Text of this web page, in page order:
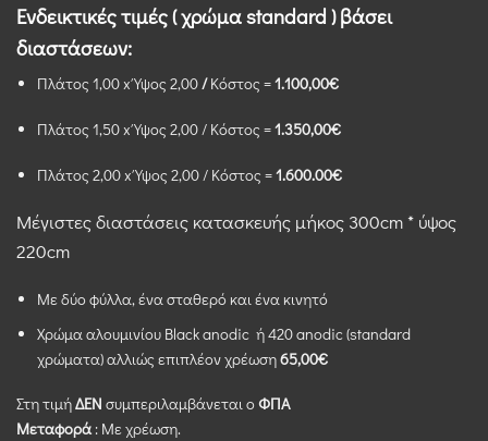
Ενδεικτικές τιμές ( χρώμα standard )βάσει
διαστάσεων:
Πλάτος 1,00 x Ύψος 2,00/Κόστος =1.100,00€
Πλάτος 1,50 x Ύψος 2,00 / Κόστος =1.350,00€
Πλάτος 2,00 x Ύψος 2,00 / Κόστος =1.600.00€
Μέγιστες διαστάσεις κατασκευής μήκος 300cm * ύψος
220cm
Με δύο φύλλα, ένα σταθερό και ένα κινητό
Χρώμα αλουμινίου Black anodic ή 420 anodic (standard
χρώματα) αλλιώς επιπλέον χρέωση65,00€
Στη τιμήΔΕΝ συμπεριλαμβάνεται οΦΠΑ
Μεταφορά: Με χρέωση.